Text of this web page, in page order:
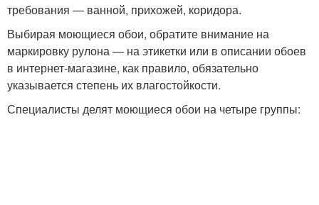
требования — ванной, прихожей, коридора.
Выбирая моющиеся обои, обратите внимание на
маркировку рулона — на этикетки или в описании обоев
в интернет-магазине, как правило, обязательно
указывается степень их влагостойкости.
Специалисты делят моющиеся обои на четыре группы: